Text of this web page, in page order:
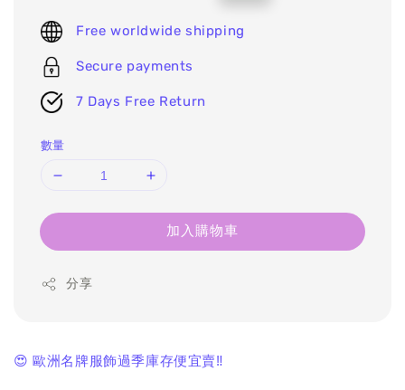
Free worldwide shipping
Secure payments
7 Days Free Return
數量
加入購物車
分享
😍 歐洲名牌服飾過季庫存便宜賣‼️